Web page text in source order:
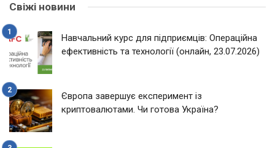
Свіжі новини
Навчальний курс для підприємців: Операційна
ефективність та технології (онлайн, 23.07.2026)
Європа завершує експеримент із
криптовалютами. Чи готова Україна?